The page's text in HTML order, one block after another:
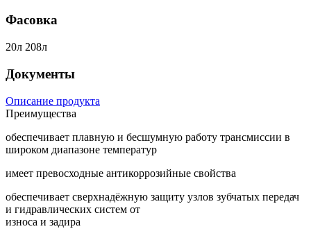
Фасовка
20л 208л
Документы
Описание продукта
Преимущества
обеспечивает плавную и бесшумную работу трансмиссии в
широком диапазоне температур
имеет превосходные антикоррозийные свойства
обеспечивает сверхнадёжную защиту узлов зубчатых передач
и гидравлических систем от
износа и задира